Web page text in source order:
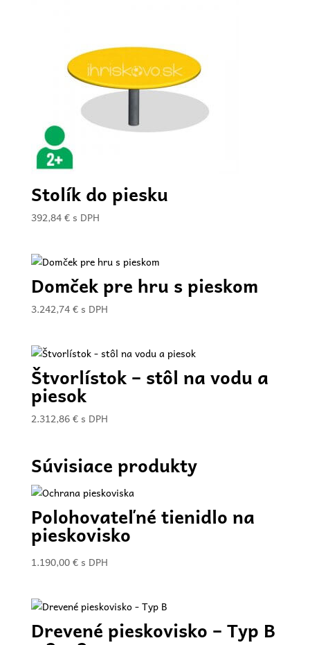
Stolík do piesku
392,84€ s DPH
Domček pre hru s pieskom
3.242,74€ s DPH
Štvorlístok – stôl na vodu a
piesok
2.312,86€ s DPH
Súvisiace produkty
Polohovateľné tienidlo na
pieskovisko
1.190,00€ s DPH
Drevené pieskovisko – Typ B